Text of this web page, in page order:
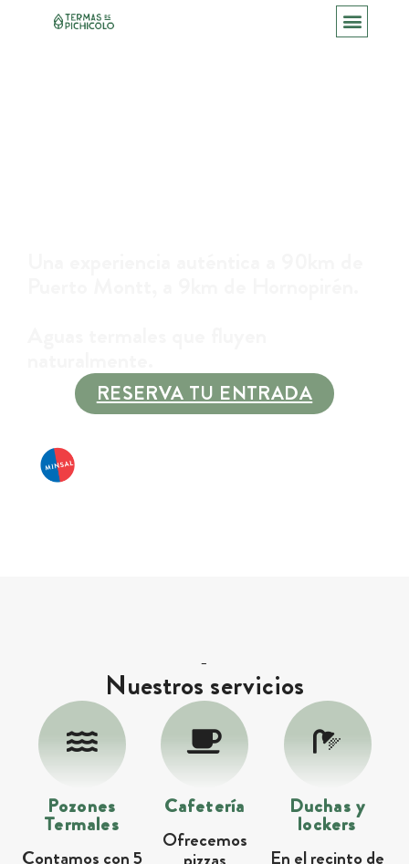
RESERVA TU ENTRADA
-
Nuestros servicios
Pozones
Termales
Contamos con 5
Cafetería
Ofrecemos
Duchas y
lockers
En el recinto de